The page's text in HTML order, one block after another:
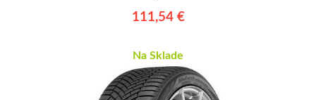
111,54 €
Na Sklade